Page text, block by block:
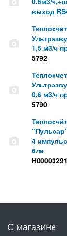
выход
1,5 м3/ч
5792
0,6 м3/ч
5790
4
6ле
Н00003291
О магазине